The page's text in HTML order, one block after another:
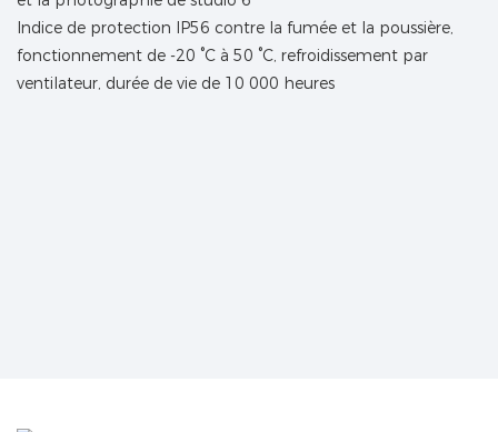
Indice de protection IP56 contre la fumée et la poussière,
fonctionnement de -20 °C à 50 °C, refroidissement par
ventilateur, durée de vie de 10 000 heures